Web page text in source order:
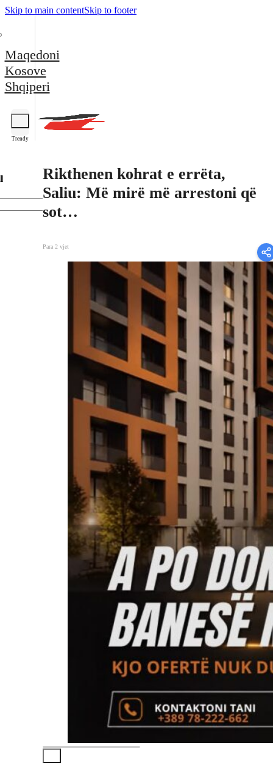
Skip to main contentSkip to footer
Maqedoni
Kosove
Shqiperi
Trendy
Rikthenen kohrat e errëta,
Saliu: Më mirë më arrestoni që
sot…
Para 2 vjet